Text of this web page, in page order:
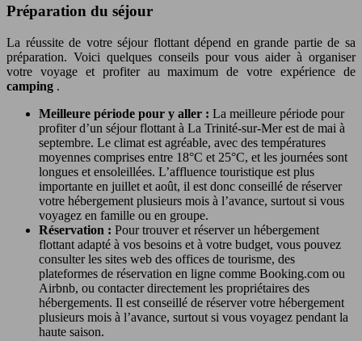
Préparation du séjour
La réussite de votre séjour flottant dépend en grande partie de sa
préparation. Voici quelques conseils pour vous aider à organiser
votre voyage et profiter au maximum de votre expérience de
camping .
Meilleure période pour y aller : La meilleure période pour
profiter d’un séjour flottant à La Trinité-sur-Mer est de mai à
septembre. Le climat est agréable, avec des températures
moyennes comprises entre 18°C et 25°C, et les journées sont
longues et ensoleillées. L’affluence touristique est plus
importante en juillet et août, il est donc conseillé de réserver
votre hébergement plusieurs mois à l’avance, surtout si vous
voyagez en famille ou en groupe.
Réservation : Pour trouver et réserver un hébergement
flottant adapté à vos besoins et à votre budget, vous pouvez
consulter les sites web des offices de tourisme, des
plateformes de réservation en ligne comme Booking.com ou
Airbnb, ou contacter directement les propriétaires des
hébergements. Il est conseillé de réserver votre hébergement
plusieurs mois à l’avance, surtout si vous voyagez pendant la
haute saison.